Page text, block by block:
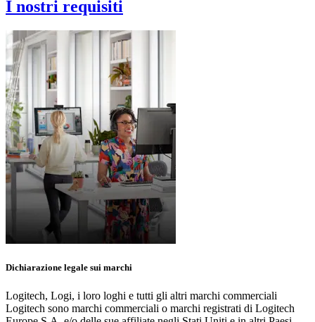
I nostri requisiti
Dichiarazione legale sui marchi
Logitech, Logi, i loro loghi e tutti gli altri marchi commerciali
Logitech sono marchi commerciali o marchi registrati di Logitech